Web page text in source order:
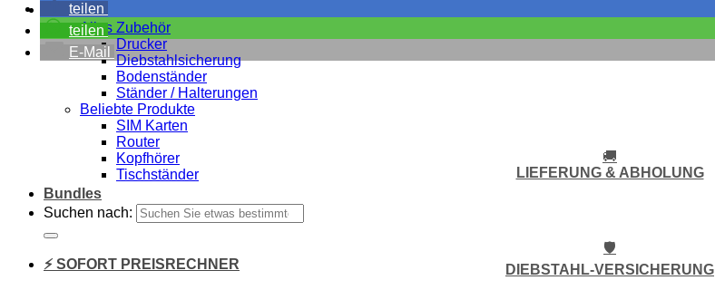
Zubehör
Alles Zubehör
Drucker
Diebstahlsicherung
Bodenständer
Ständer / Halterungen
Beliebte Produkte
SIM Karten
Router
Kopfhörer
Tischständer
Bundles
Suchen nach:
⚡ SOFORT PREISRECHNER
teilen
teilen
E-Mail
🚚
LIEFERUNG & ABHOLUNG
🛡️
DIEBSTAHL-VERSICHERUNG